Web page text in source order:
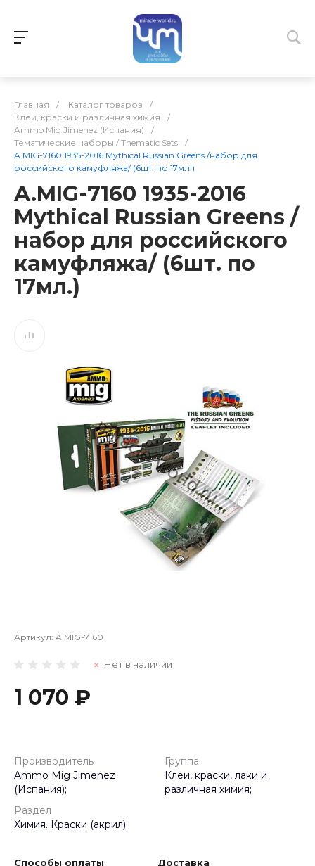
Главная / Каталог товаров
/
Клеи, краски и различная химия
/
Ammo Mig Jimenez (Испания)
/
Тематические наборы / Thematic Sets
/
A.MIG-7160 1935-2016 Mythical Russian Greens /набор для
российского камуфляжа/ (6шт. по 17мл.)
A.MIG-7160 1935-2016
Mythical Russian Greens /
набор для российского
камуфляжа/ (6шт. по
17мл.)
Артикул: A.MIG-7160
Нет в наличии
1 070 ₽
Производитель
Ammo Mig Jimenez
(Испания);
Группа
Клеи, краски, лаки и
различная химия;
Раздел
Химия. Краски (акрил);
Способы оплаты Доставка